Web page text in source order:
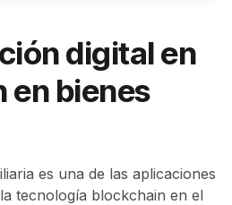
digital en
en bienes
es una de las aplicaciones
tecnología blockchain en el